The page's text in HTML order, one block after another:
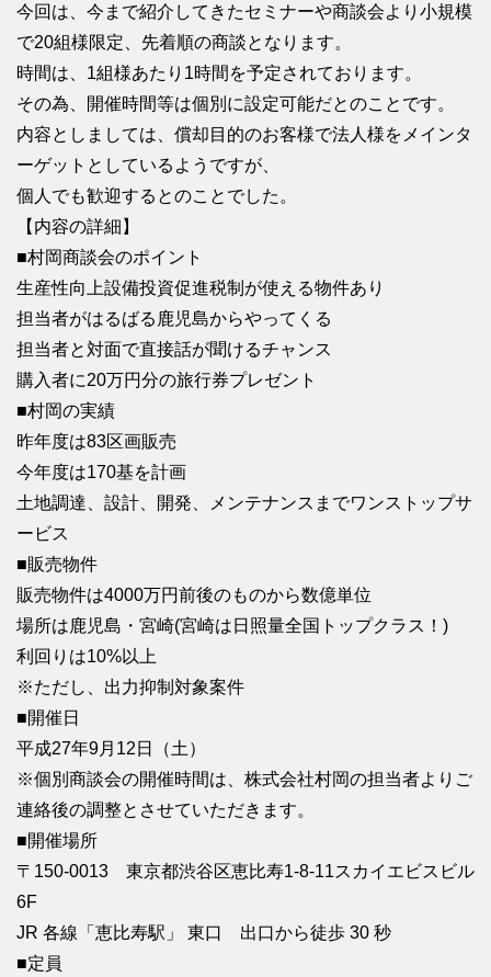
今回は、今まで紹介してきたセミナーや商談会より小規模
で20組様限定、先着順の商談となります。
時間は、1組様あたり1時間を予定されております。
その為、開催時間等は個別に設定可能だとのことです。
内容としましては、償却目的のお客様で法人様をメインタ
ーゲットとしているようですが、
個人でも歓迎するとのことでした。
【内容の詳細】
■村岡商談会のポイント
生産性向上設備投資促進税制が使える物件あり
担当者がはるばる鹿児島からやってくる
担当者と対面で直接話が聞けるチャンス
購入者に20万円分の旅行券プレゼント
■村岡の実績
昨年度は83区画販売
今年度は170基を計画
土地調達、設計、開発、メンテナンスまでワンストップサ
ービス
■販売物件
販売物件は4000万円前後のものから数億単位
場所は鹿児島・宮崎(宮崎は日照量全国トップクラス！)
利回りは10%以上
※ただし、出力抑制対象案件
■開催日
平成27年9月12日（土）
※個別商談会の開催時間は、株式会社村岡の担当者よりご
連絡後の調整とさせていただきます。
■開催場所
〒150-0013 東京都渋谷区恵比寿1-8-11スカイエビスビル
6F
JR 各線「恵比寿駅」 東口 出口から徒歩 30 秒
■定員